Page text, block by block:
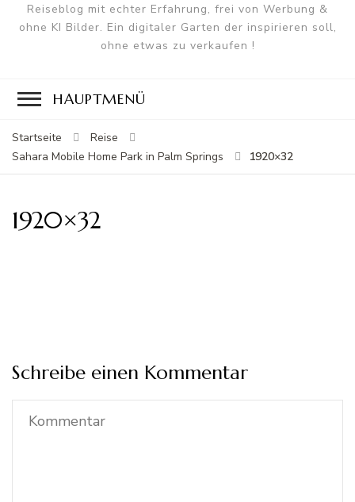
Reiseblog mit echter Erfahrung, frei von Werbung &
ohne KI Bilder. Ein digitaler Garten der inspirieren soll,
ohne etwas zu verkaufen !
HAUPTMENÜ
Startseite
Reise
Sahara Mobile Home Park in Palm Springs
1920×32
1920×32
Schreibe einen Kommentar